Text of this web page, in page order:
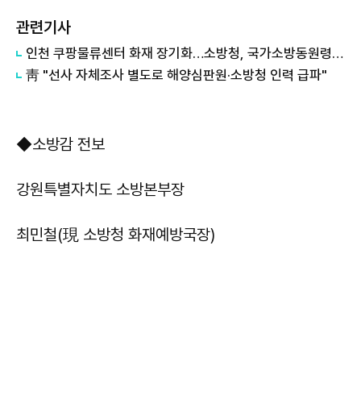
관련기사
인천 쿠팡물류센터 화재 장기화…소방청, 국가소방동원령 발령 外
靑 "선사 자체조사 별도로 해양심판원·소방청 인력 급파"
◆소방감 전보
강원특별자치도 소방본부장
최민철(現 소방청 화재예방국장)